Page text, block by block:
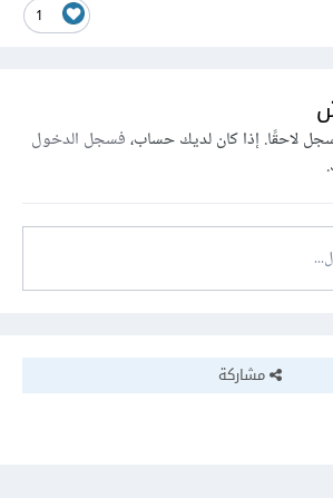
1
لاحقًا. إذا كان لديك حساب،فسجل الدخول
مشاركة